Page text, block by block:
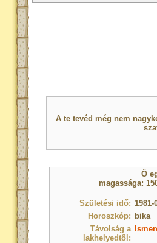
A te tevéd még nem
Ő
magassága:
Születési idő: 1981-
Horoszkóp: bika
Távolság a
lakhelyedtől: